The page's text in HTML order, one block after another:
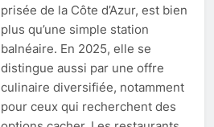
prisée de la Côte d’Azur, est bien
plus qu’une simple station
balnéaire. En 2025, elle se
distingue aussi par une offre
culinaire diversifiée, notamment
pour ceux qui recherchent des